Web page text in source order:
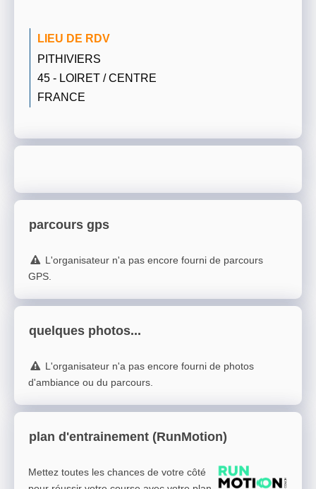
LIEU DE RDV
PITHIVIERS
45 - LOIRET / CENTRE
FRANCE
parcours gps
L'organisateur n'a pas encore fourni de parcours
GPS.
quelques photos...
L'organisateur n'a pas encore fourni de photos
d'ambiance ou du parcours.
plan d'entrainement (RunMotion)
Mettez toutes les chances de votre côté